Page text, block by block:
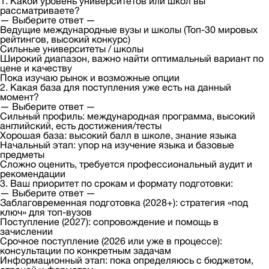
рассматриваете?
— Выберите ответ —
Ведущие международные вузы и школы (Топ-30 мировых
рейтингов, высокий конкурс)
Сильные университеты / школы
Широкий диапазон, важно найти оптимальный вариант по
цене и качеству
Пока изучаю рынок и возможные опции
2. Какая база для поступления уже есть на данный
момент?
— Выберите ответ —
Сильный профиль: международная программа, высокий
английский, есть достижения/тесты
Хорошая база: высокий балл в школе, знание языка
Начальный этап: упор на изучение языка и базовые
предметы
Сложно оценить, требуется профессиональный аудит и
рекомендации
3. Ваш приоритет по срокам и формату подготовки:
— Выберите ответ —
Заблаговременная подготовка (2028+): стратегия «под
ключ» для топ-вузов
Поступление (2027): сопровождение и помощь в
зачислении
Срочное поступление (2026 или уже в процессе):
консультации по конкретным задачам
Информационный этап: пока определяюсь с бюджетом,